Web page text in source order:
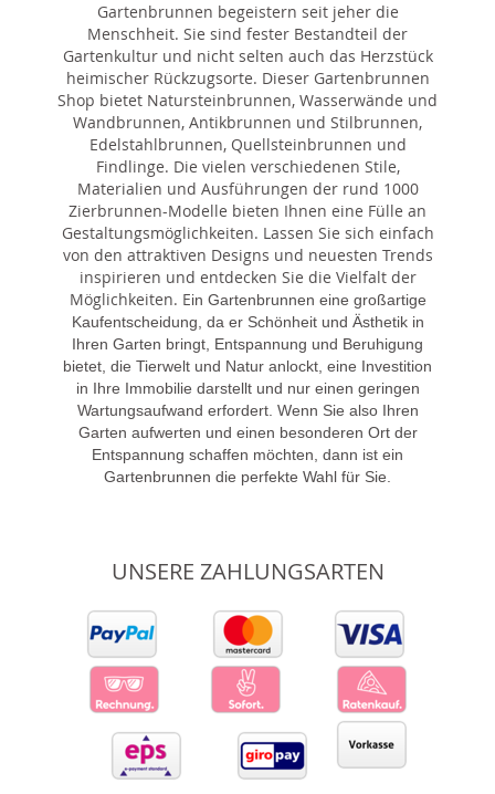
Gartenbrunnen begeistern seit jeher die
Menschheit. Sie sind fester Bestandteil der
Gartenkultur und nicht selten auch das Herzstück
heimischer Rückzugsorte. Dieser Gartenbrunnen
Shop bietet Natursteinbrunnen, Wasserwände und
Wandbrunnen, Antikbrunnen und Stilbrunnen,
Edelstahlbrunnen, Quellsteinbrunnen und
Findlinge. Die vielen verschiedenen Stile,
Materialien und Ausführungen der rund 1000
Zierbrunnen-Modelle bieten Ihnen eine Fülle an
Gestaltungsmöglichkeiten. Lassen Sie sich einfach
von den attraktiven Designs und neuesten Trends
inspirieren und entdecken Sie die Vielfalt der
Möglichkeiten. Ein Gartenbrunnen eine großartige
Kaufentscheidung, da er Schönheit und Ästhetik in
Ihren Garten bringt, Entspannung und Beruhigung
bietet, die Tierwelt und Natur anlockt, eine Investition
in Ihre Immobilie darstellt und nur einen geringen
Wartungsaufwand erfordert. Wenn Sie also Ihren
Garten aufwerten und einen besonderen Ort der
Entspannung schaffen möchten, dann ist ein
Gartenbrunnen die perfekte Wahl für Sie.
UNSERE ZAHLUNGSARTEN